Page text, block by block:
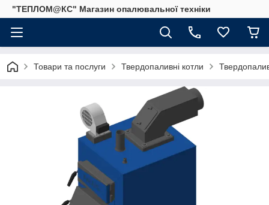
"ТЕПЛОМ@КС" Магазин опалювальної техніки
Товари та послуги Твердопаливні котли